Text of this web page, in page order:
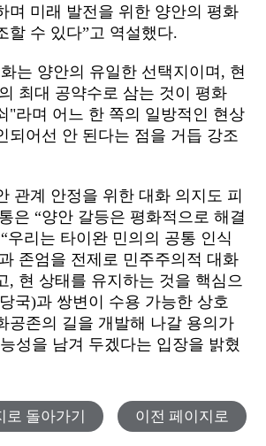
며 미래 발전을 위한 양안의 평화
할 수 있다”고 역설했다.
는 양안의 유일한 선택지이며, 현
최대 공약수로 삼는 것이 평화
"라며 어느 한 쪽의 일방적인 현상
되어선 안 된다는 점을 거듭 강조
관계 안정을 위한 대화 의지도 피
은 “양안 갈등은 평화적으로 해결
우리는 타이완 민의의 공통 인식
존엄을 전제로 민주주의적 대화
, 현 상태를 유지하는 것을 핵심으
국)과 쌍변이 수용 가능한 상호
공존의 길을 개발해 나갈 용의가
성을 남겨 두겠다는 입장을 밝혔
돌아가기 이전 페이지로